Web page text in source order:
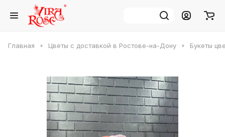
Главная Цветы с доставкой в Ростове-на-Дону Букеты